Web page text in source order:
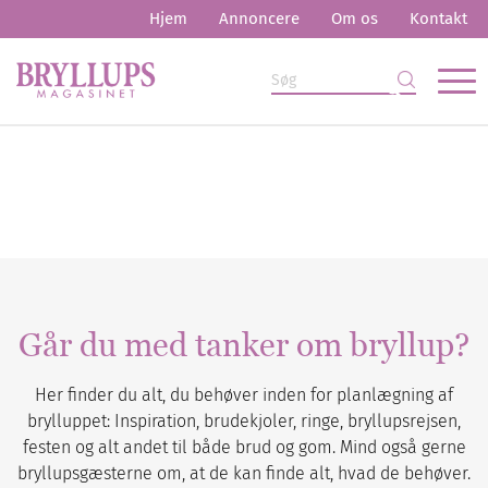
Hjem Annoncere Om os Kontakt
Går du med tanker om bryllup?
Her finder du alt, du behøver inden for planlægning af
brylluppet: Inspiration, brudekjoler, ringe, bryllupsrejsen,
festen og alt andet til både brud og gom. Mind også gerne
bryllupsgæsterne om, at de kan finde alt, hvad de behøver.